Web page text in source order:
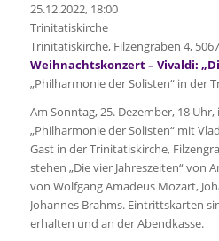
25.12.2022, 18:00
Trinitatiskirche
Trinitatiskirche, Filzengraben 4,
Weihnachtskonzert – Vivaldi:
„Philharmonie der Solisten“ in der
Am Sonntag, 25. Dezember, 18
„Philharmonie der Solisten“ mit
Gast in der Trinitatiskirche,
stehen „Die vier Jahreszeiten“ von
von Wolfgang Amadeus Mozart,
Johannes Brahms. Eintrittskarten
erhalten und an der Abendkasse.